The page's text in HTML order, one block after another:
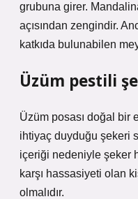
grubuna girer.
açısından zengindir.
katkıda bulunabilen
Üzüm pestili
Üzüm posası doğal bir
ihtiyaç duyduğu şekeri
içeriği nedeniyle şeker
karşı hassasiyeti olan
olmalıdır.